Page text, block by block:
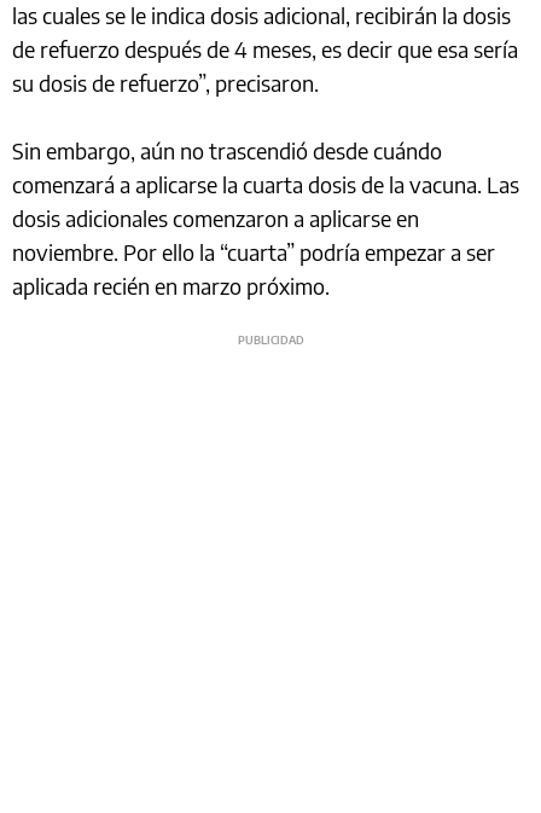
las cuales se le indica dosis adicional, recibirán la dosis
de refuerzo después de 4 meses, es decir que esa sería
su dosis de refuerzo”, precisaron.
Sin embargo, aún no trascendió desde cuándo
comenzará a aplicarse la cuarta dosis de la vacuna. Las
dosis adicionales comenzaron a aplicarse en
noviembre. Por ello la “cuarta” podría empezar a ser
aplicada recién en marzo próximo.